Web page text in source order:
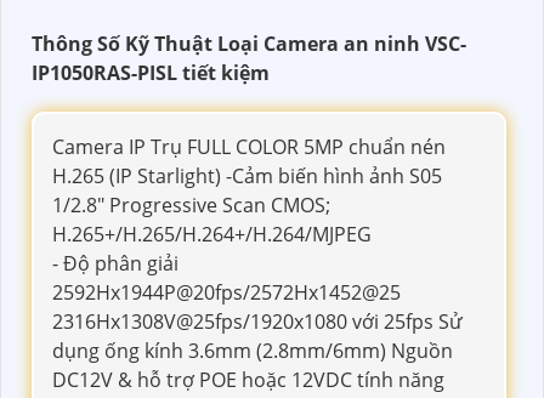
Thông Số Kỹ Thuật Loại Camera an ninh VSC-
IP1050RAS-PISL tiết kiệm
Camera IP Trụ FULL COLOR 5MP chuẩn nén
H.265 (IP Starlight) -Cảm biến hình ảnh S05
1/2.8" Progressive Scan CMOS;
H.265+/H.265/H.264+/H.264/MJPEG
- Độ phân giải
2592Hx1944P@20fps/2572Hx1452@25
2316Hx1308V@25fps/1920x1080 với 25fps Sử
dụng ống kính 3.6mm (2.8mm/6mm) Nguồn
DC12V & hỗ trợ POE hoặc 12VDC tính năng